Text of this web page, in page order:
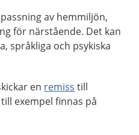
av hemmiljön,
för närstående. Det kan
språkliga och psykiska
en remiss till
exempel finnas på